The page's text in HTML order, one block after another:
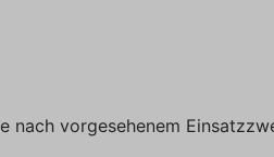
vorgesehenem